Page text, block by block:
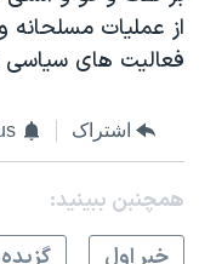
از عملیات مسلحانه
فعالیت های سیاسی
اشتراک
همچنبن ببینید: